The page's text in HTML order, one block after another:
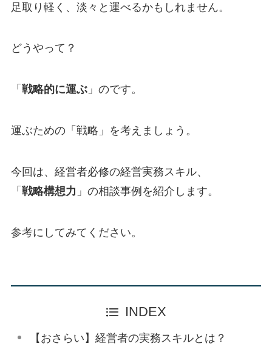
足取り軽く、淡々と運べるかもしれません。
どうやって？
「 戦略的に運ぶ」のです。
運ぶための「戦略」を考えましょう。
今回は、経営者必修の経営実務スキル、
「 戦略構想力 」の相談事例を紹介します。
参考にしてみてください。
INDEX
【おさらい】経営者の実務スキルとは？